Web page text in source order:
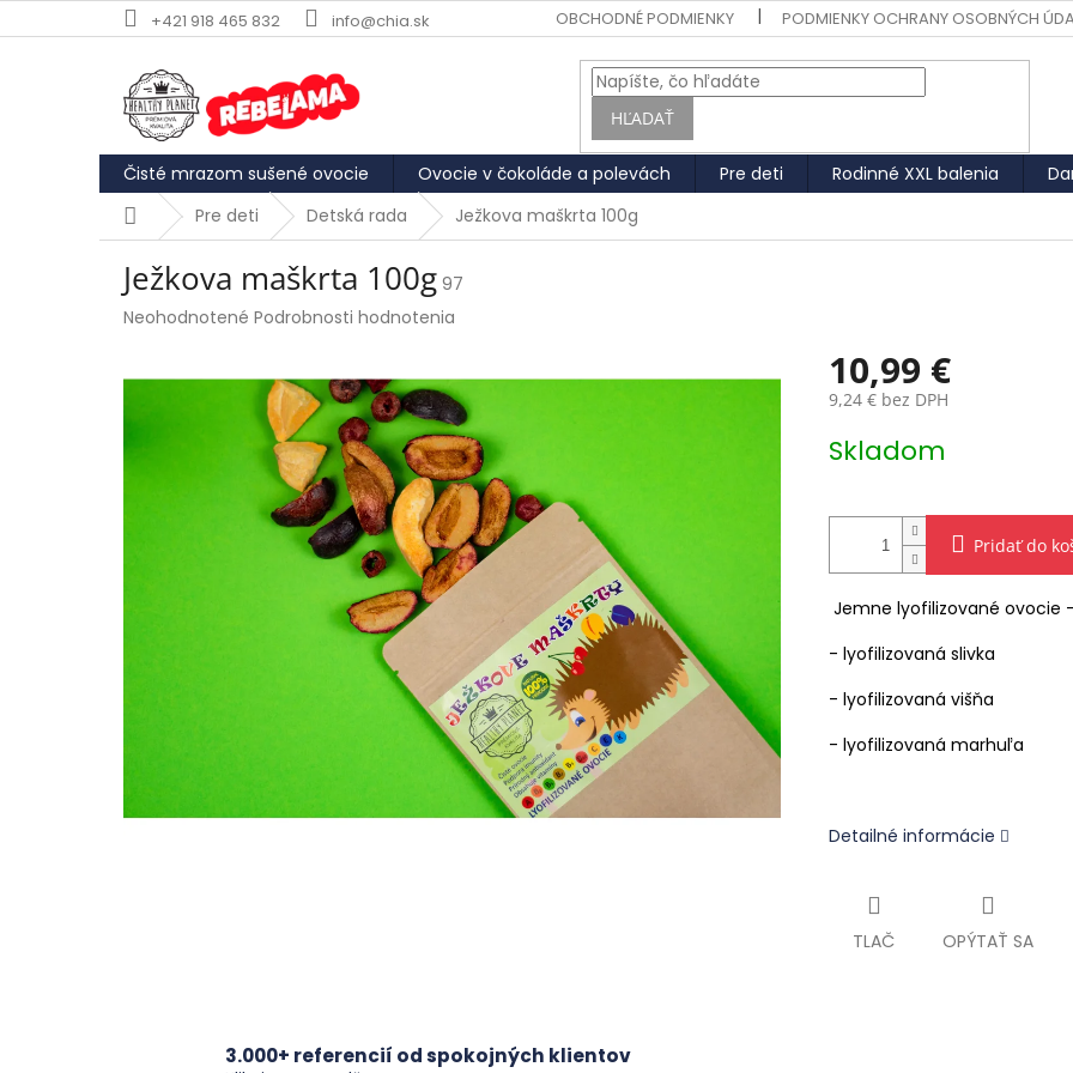
na
+421 918 465 832 info@chia.sk OBCHODNÉ PODMIENKY PODMIENKY OCHRANY OSOBNÝCH
HĽADAŤ
Čisté mrazom sušené ovocie Ovocie v čokoláde a polevách Pre deti Rodinné XXL balenia
DomovPre deti Detská rada Ježkova maškrta 100g
Ježkova maškrta 100g 97
Priemerné
je
5
Neohodnotené Podrobnosti hodnotenia
10,99 €
9,24 € bez DPH
cena:
Skladom
Pridať do
Jemne lyofilizované ovocie
- lyofilizovaná slivka
- lyofilizovaná višňa
- lyofilizovaná marhuľa
Detailné informácie
TLAČ OPÝTAŤ SA
3.000+ referencií od spokojných klientov